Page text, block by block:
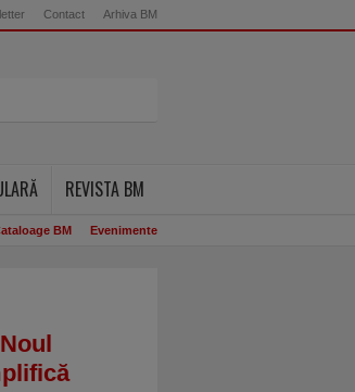
Contact Arhiva BM
REVISTA BM
BM Evenimente